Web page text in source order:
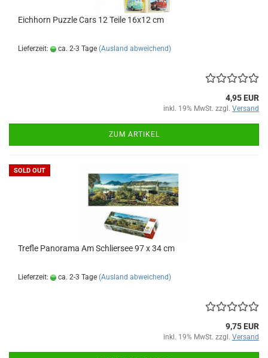
Eich­horn Puz­zle Cars 12 Teile 16x12 cm
Lieferzeit: ca. 2-3 Tage (Ausland abweichend)
4,95 EUR
inkl. 19% MwSt. zzgl. Versand
ZUM ARTIKEL
SOLD OUT
Tre­f­le Pan­ora­ma Am Schlier­see 97 x 34 cm
Lieferzeit: ca. 2-3 Tage (Ausland abweichend)
9,75 EUR
inkl. 19% MwSt. zzgl. Versand